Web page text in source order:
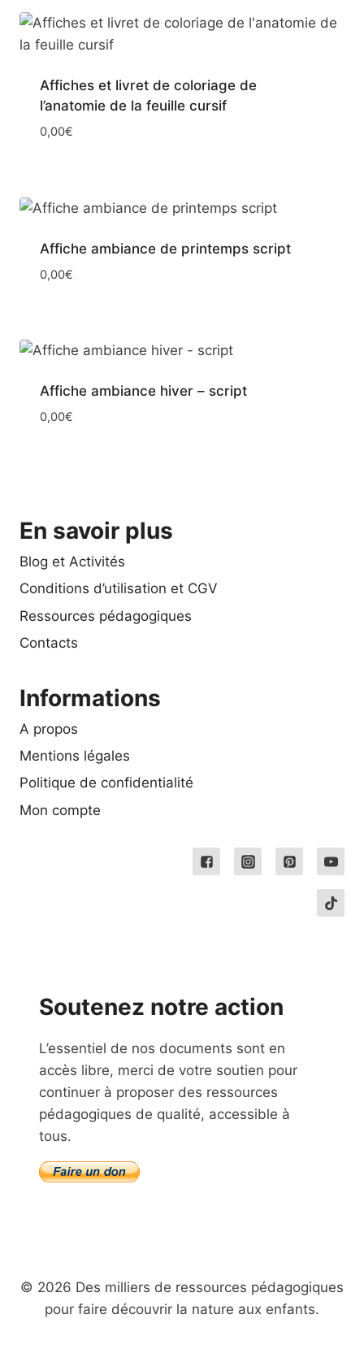
Affiches et livret de coloriage de
l’anatomie de la feuille cursif
0,00€
Affiche ambiance de printemps script
0,00€
Affiche ambiance hiver – script
0,00€
En savoir plus
Blog et Activités
Conditions d’utilisation et CGV
Ressources pédagogiques
Contacts
Informations
A propos
Mentions légales
Politique de confidentialité
Mon compte
Soutenez notre action
L’essentiel de nos documents sont en
accès libre, merci de votre soutien pour
continuer à proposer des ressources
pédagogiques de qualité, accessible à
tous.
© 2026 Des milliers de ressources pédagogiques
pour faire découvrir la nature aux enfants.